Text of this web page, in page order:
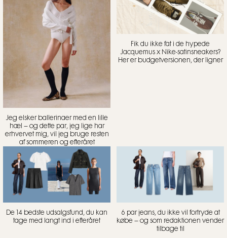
Jeg elsker ballerinaer med en lille
hæl – og dette par, jeg lige har
erhvervet mig, vil jeg bruge resten
af sommeren og efteråret
Fik du ikke fat i de hypede
Jacquemus x Nike-satinsneakers?
Her er budgetversionen, der ligner
De 14 bedste udsalgsfund, du kan
tage med langt ind i efteråret
6 par jeans, du ikke vil fortryde at
købe – og som redaktionen vender
tilbage til